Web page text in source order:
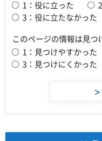
1：役に立った
3：役に立たなかった
このページの情報は見つ
1：見つけやすかった
3：見つけにくかった